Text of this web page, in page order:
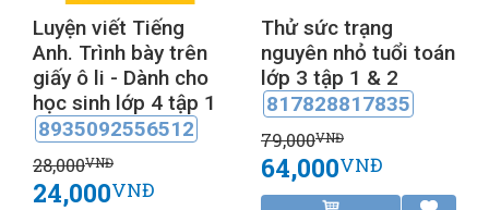
Luyện viết Tiếng
Anh. Trình bày trên
giấy ô li - Dành cho
học sinh lớp 4 tập 1
8935092556512
28,000VNĐ
24,000VNĐ
Thử sức trạng
nguyên nhỏ tuổi toán
lớp 3 tập 1 & 2
817828817835
79,000VNĐ
64,000VNĐ